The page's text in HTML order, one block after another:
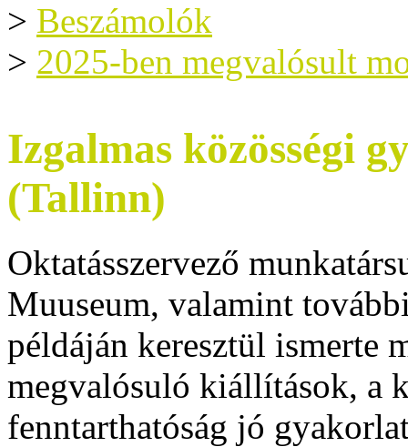
> Beszámolók
> 2025-ben megvalósult
Izgalmas közösségi
(Tallinn)
Oktatásszervező
Muuseum, valamint
példáján keresztül ismerte
megvalósuló kiállítások, a
fenntarthatóság jó